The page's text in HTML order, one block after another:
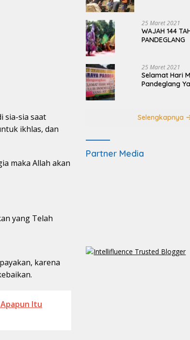
sia-sia saat
ikhlas, dan
maka Allah akan
karena
Itu
25 Maret 2021
WAJAH 144
PANDEGLANG
25 Maret 2021
Selamat Hari
Pandeglang
Selengkapnya
Partner Media